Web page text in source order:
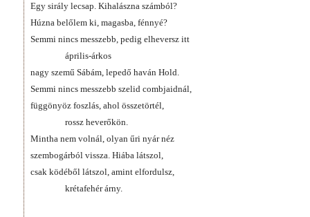
Egy sirály lecsap. Kihalászna számból?
Húzna belőlem ki, magasba, fénnyé?
Semmi nincs messzebb, pedig elheversz itt
április-árkos
nagy szemű Sábám, lepedő haván Hold.
Semmi nincs messzebb szelid combjaidnál,
függönyöz foszlás, ahol összetörtél,
rossz heverőkön.
Mintha nem volnál, olyan űri nyár néz
szembogárból vissza. Hiába látszol,
csak ködéből látszol, amint elfordulsz,
krétafehér árny.